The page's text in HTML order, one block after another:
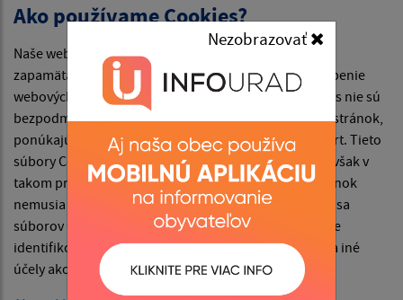
Nezobrazovať
Ako používame Cookies?
Naše webové stránky používajú súbory Cookies na
zapamätanie nastavení používateľa a lepšie prispôsobenie
webových stránok záujmom návštevníka. Hoci Cookies nie sú
bezpodmienečne potrebné na fungovanie webových stránok,
ponúkajú pri návšteve webových stránok vyšší komfort. Tieto
súbory Cookies môžete odstrániť alebo zablokovať, avšak v
takom prípade niektoré funkcie týchto webových stránok
nemusia fungovať podľa určenia. Informácie týkajúce sa
súborov Cookies sa nepoužívajú na to, aby vás osobne
identifikovali. Tieto súbory Cookies sa nepoužívajú na iné
účely ako tie, ktoré sú tu popísané.